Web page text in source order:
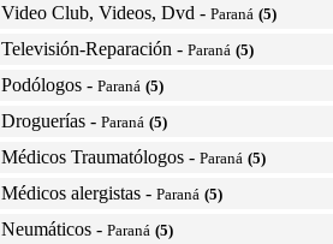
Video Club, Videos, Dvd - Paraná (5)
Televisión-Reparación - Paraná (5)
Podólogos - Paraná (5)
Droguerías - Paraná (5)
Médicos Traumatólogos - Paraná (5)
Médicos alergistas - Paraná (5)
Neumáticos - Paraná (5)